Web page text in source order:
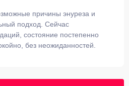
причины энуреза и
подход. Сейчас
состояние постепенно
без неожиданностей.